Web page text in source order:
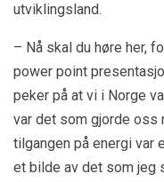
utviklingsland.
– Nå skal du høre her,
power point
peker på at vi i Norge
var det som gjorde oss
tilgangen på energi var
et bilde av det som jeg